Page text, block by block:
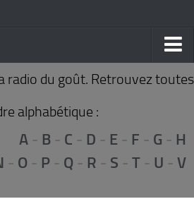
radio du goût. Retrouvez toutes
alphabétique :
A - B - C - D - E - F - G - H
- O - P - Q - R - S - T - U - V